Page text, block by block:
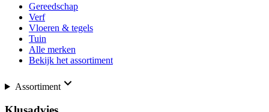
Gereedschap
Verf
Vloeren & tegels
Tuin
Alle merken
Bekijk het assortiment
Assortiment